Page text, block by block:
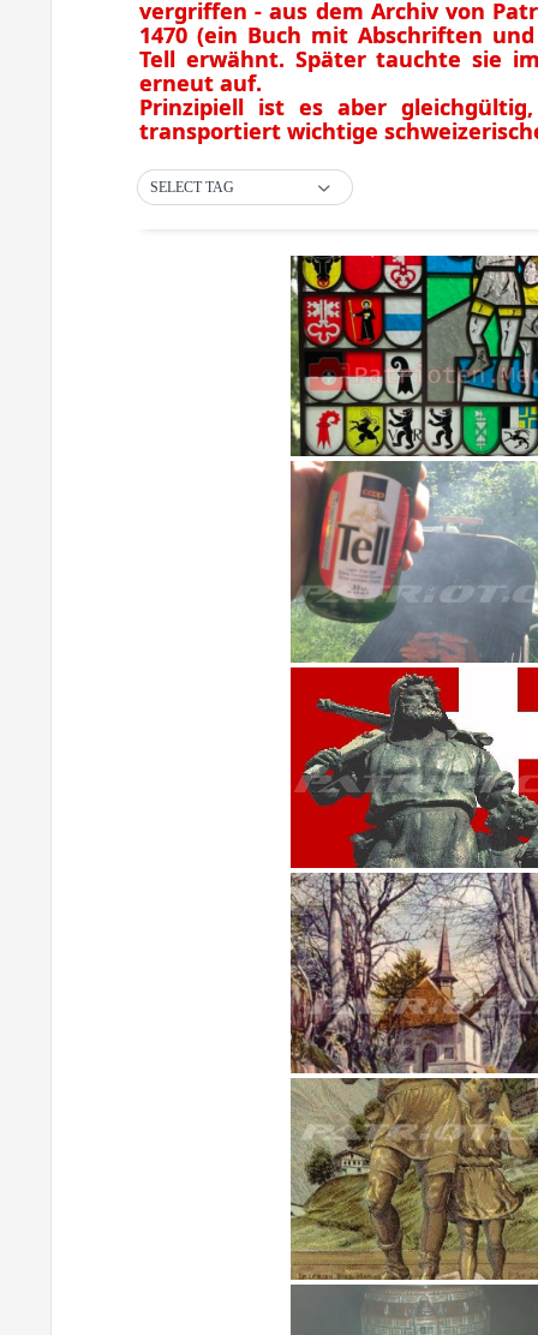
vergriffen - aus dem Archiv von
1470 (ein Buch mit Abschriften
Tell erwähnt. Später tauchte sie
erneut auf.
Prinzipiell ist es aber
transportiert wichtige
SELECT TAG